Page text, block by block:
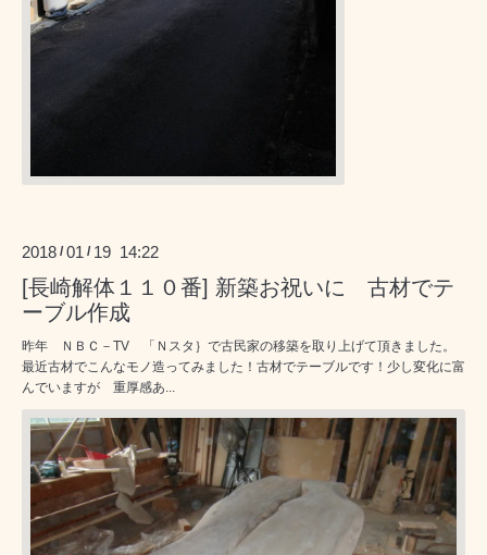
2018 /01 / 19 14:22
[長崎解体１１０番] 新築お祝いに 古材でテ
ーブル作成
昨年 ＮＢＣ－TV 「Ｎスタ｝で古民家の移築を取り上げて頂きました。
最近古材でこんなモノ造ってみました！古材でテーブルです！少し変化に富
んでいますが 重厚感あ...